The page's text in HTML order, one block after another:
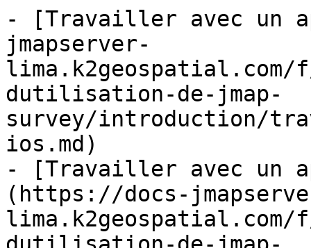
- [Travailler avec un
jmapserver-
dutilisation-de-jmap-
survey/introduction/
ios.md)
- [Travailler avec un
(https://docs-